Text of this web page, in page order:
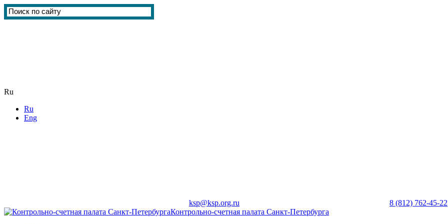
Ru
Ru
Eng
ksp@ksp.org.ru 8 (812) 762-45-22
Контрольно-счетная палата Санкт-Петербурга